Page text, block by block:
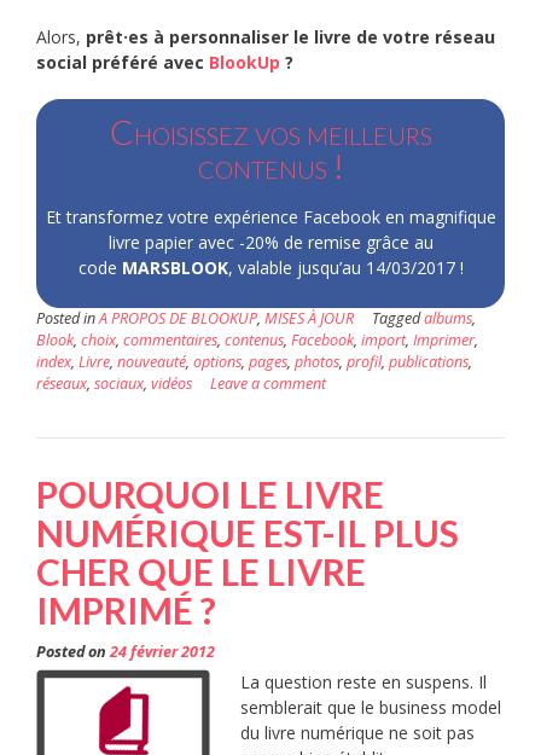
Alors, prêt·es à personnaliser le livre de votre réseau
social préféré avec BlookUp ?
Choisissez vos meilleurs
contenus !
Et transformez votre expérience Facebook en magnifique
livre papier avec -20% de remise grâce au
code MARSBLOOK, valable jusqu’au 14/03/2017 !
Posted inA PROPOS DE BLOOKUP, MISES À JOUR Taggedalbums,
Blook, choix, commentaires, contenus, Facebook, import, Imprimer,
index, Livre, nouveauté, options, pages, photos, profil, publications,
réseaux, sociaux, vidéos Leave a comment
POURQUOI LE LIVRE
NUMÉRIQUE EST-IL PLUS
CHER QUE LE LIVRE
IMPRIMÉ ?
Posted on24 février 2012
La question reste en suspens. Il
semblerait que le business model
du livre numérique ne soit pas